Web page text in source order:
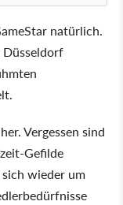
natürlich.
Vergessen sind
Gefilde
sich wieder um